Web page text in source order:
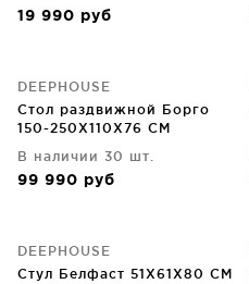
19 990 руб
DEEPHOUSE
Стол раздвижной Борго
150-250X110X76 CM
В наличии 30 шт.
99 990 руб
DEEPHOUSE
Стул Белфаст 51X61X80 CM